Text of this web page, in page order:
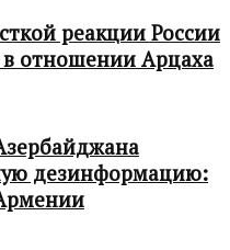
реакции России
отношении Арцаха
дезинформацию: